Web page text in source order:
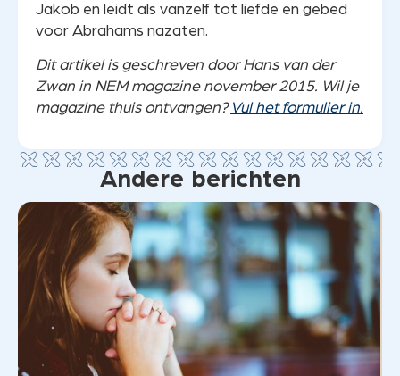
Jakob en leidt als vanzelf tot liefde en gebed
voor Abrahams nazaten.
Dit artikel is geschreven door Hans van der
Zwan in NEM magazine november 2015. Wil je
magazine thuis ontvangen? Vul het formulier in.
Andere berichten